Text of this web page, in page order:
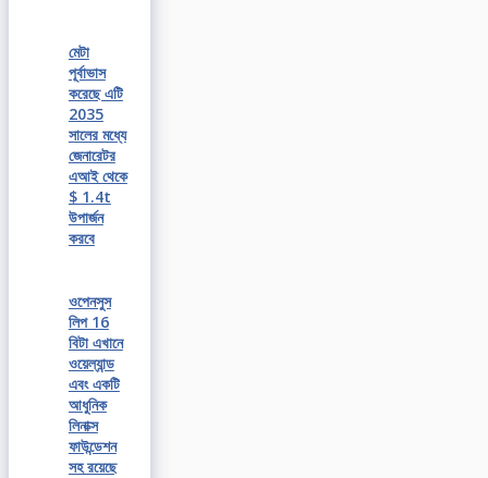
মেটা
পূর্বাভাস
করেছে এটি
2035
সালের মধ্যে
জেনারেটর
এআই থেকে
$ 1.4t
উপার্জন
করবে
ওপেনসুস
লিপ 16
বিটা এখানে
ওয়েল্যান্ড
এবং একটি
আধুনিক
লিনাক্স
ফাউন্ডেশন
সহ রয়েছে